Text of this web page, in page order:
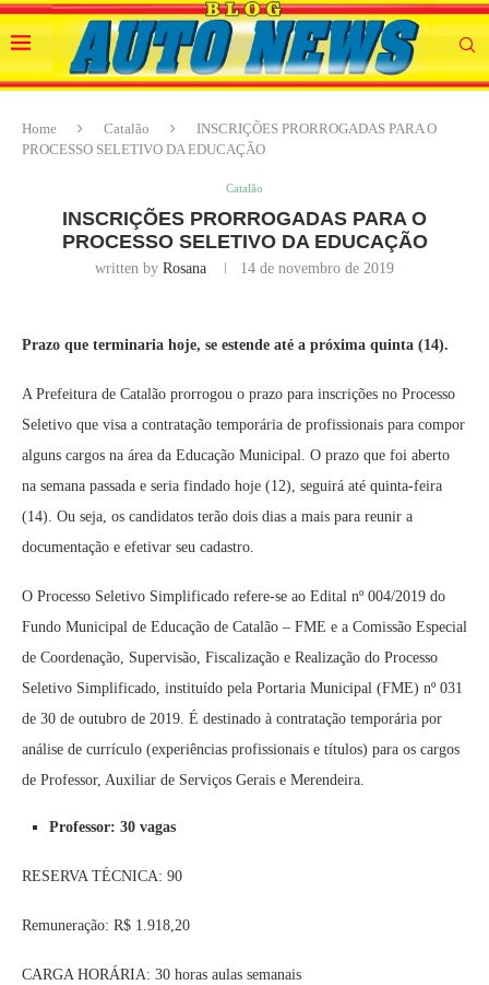
Home Catalão
INSCRIÇÕES PRORROGADAS PARA O
PROCESSO SELETIVO DA EDUCAÇÃO
Catalão
INSCRIÇÕES PRORROGADAS PARA O
PROCESSO SELETIVO DA EDUCAÇÃO
written by Rosana 14 de novembro de 2019
Prazo que terminaria hoje, se estende até a próxima quinta (14).
A Prefeitura de Catalão prorrogou o prazo para inscrições no Processo
Seletivo que visa a contratação temporária de profissionais para compor
alguns cargos na área da Educação Municipal. O prazo que foi aberto
na semana passada e seria findado hoje (12), seguirá até quinta-feira
(14). Ou seja, os candidatos terão dois dias a mais para reunir a
documentação e efetivar seu cadastro.
O Processo Seletivo Simplificado refere-se ao Edital nº 004/2019 do
Fundo Municipal de Educação de Catalão – FME e a Comissão Especial
de Coordenação, Supervisão, Fiscalização e Realização do Processo
Seletivo Simplificado, instituído pela Portaria Municipal (FME) nº 031
de 30 de outubro de 2019. É destinado à contratação temporária por
análise de currículo (experiências profissionais e títulos) para os cargos
de Professor, Auxiliar de Serviços Gerais e Merendeira.
Professor: 30 vagas
RESERVA TÉCNICA: 90
Remuneração: R$ 1.918,20
CARGA HORÁRIA: 30 horas aulas semanais